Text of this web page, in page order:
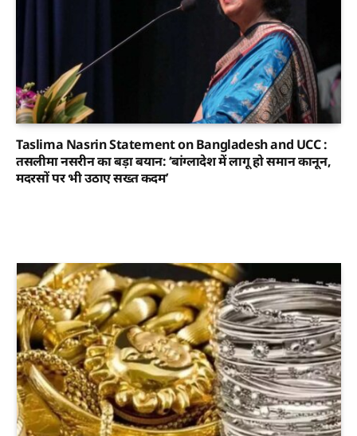
Taslima Nasrin Statement on Bangladesh and UCC :
तसलीमा नसरीन का बड़ा बयान: ‘बांग्लादेश में लागू हो समान कानून,
मदरसों पर भी उठाए सख्त कदम’